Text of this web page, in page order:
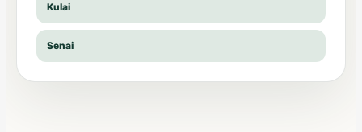
Kulai
Senai